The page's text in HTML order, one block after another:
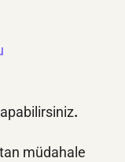
.
müdahale